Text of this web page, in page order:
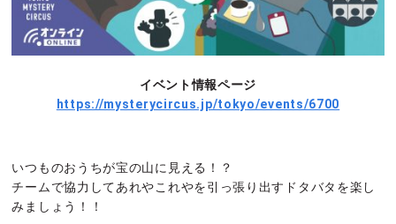
イベント情報ページ
https://mysterycircus.jp/tokyo/events/6700
いつものおうちが宝の山に見える！？
チームで協力してあれやこれやを引っ張り出すドタバタを楽し
みましょう！！